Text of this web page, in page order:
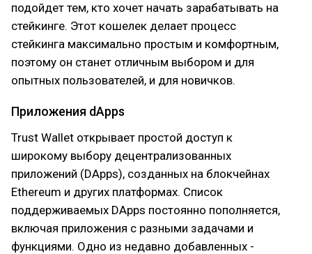
подойдет тем, кто хочет начать зарабатывать на
стейкинге. Этот кошелек делает процесс
стейкинга максимально простым и комфортным,
поэтому он станет отличным выбором и для
опытных пользователей, и для новичков.
Приложения dApps
Trust Wallet открывает простой доступ к
широкому выбору децентрализованных
приложений (DApps), созданных на блокчейнах
Ethereum и других платформах. Список
поддерживаемых DApps постоянно пополняется,
включая приложения с разными задачами и
функциями. Одно из недавно добавленных -